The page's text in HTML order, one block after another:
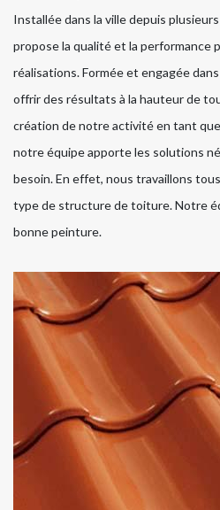
Installée dans la ville depuis
propose la qualité et la performance
réalisations. Formée et engagée
offrir des résultats à la hauteur de
création de notre activité en tant
notre équipe apporte les solutions
besoin. En effet, nous travaillons
type de structure de toiture. Notre
bonne peinture.